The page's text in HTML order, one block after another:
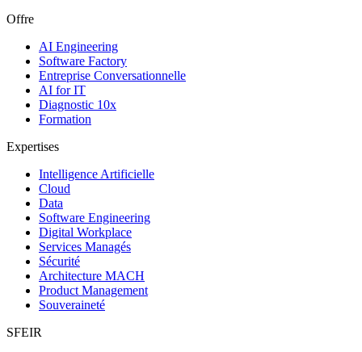
Offre
AI Engineering
Software Factory
Entreprise Conversationnelle
AI for IT
Diagnostic 10x
Formation
Expertises
Intelligence Artificielle
Cloud
Data
Software Engineering
Digital Workplace
Services Managés
Sécurité
Architecture MACH
Product Management
Souveraineté
SFEIR